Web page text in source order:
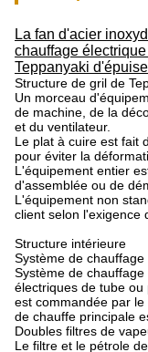
La fan d'acier
chauffage
Teppanyaki
Structure de gril de
Un morceau
de machine, de la
et du ventilateur.
Le plat à cuire est fait
pour éviter la
L'équipement entier
d'assemblée ou de
L'équipement non
client selon l'exigence
Structure intérieure
Système de chauffage
Système de
électriques de tube
est commandée par
de chauffe principale
Doubles filtres de
Le filtre et le pétrole